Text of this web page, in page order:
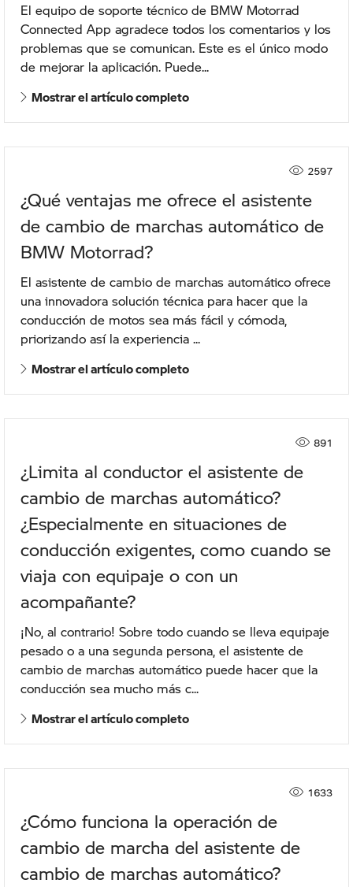
El equipo de soporte técnico de BMW Motorrad
Connected App agradece todos los comentarios y los
problemas que se comunican. Este es el único modo
de mejorar la aplicación. Puede...
Mostrar el artículo completo
2597
¿Qué ventajas me ofrece el asistente
de cambio de marchas automático de
BMW Motorrad?
El asistente de cambio de marchas automático ofrece
una innovadora solución técnica para hacer que la
conducción de motos sea más fácil y cómoda,
priorizando así la experiencia ...
Mostrar el artículo completo
891
¿Limita al conductor el asistente de
cambio de marchas automático?
¿Especialmente en situaciones de
conducción exigentes, como cuando se
viaja con equipaje o con un
acompañante?
¡No, al contrario! Sobre todo cuando se lleva equipaje
pesado o a una segunda persona, el asistente de
cambio de marchas automático puede hacer que la
conducción sea mucho más c...
Mostrar el artículo completo
1633
¿Cómo funciona la operación de
cambio de marcha del asistente de
cambio de marchas automático?